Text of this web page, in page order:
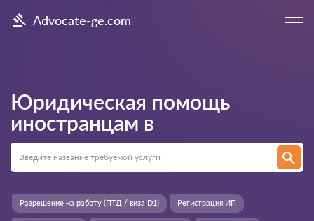
Advocate-ge.com
Юридическая помощь
иностранцам в
Разрешение на работу (ПТД / виза D1) Регистрация ИП